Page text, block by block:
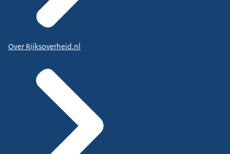
Over Rijksoverheid.nl